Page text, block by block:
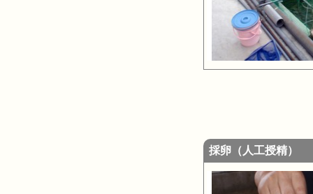
採卵（人工授精）